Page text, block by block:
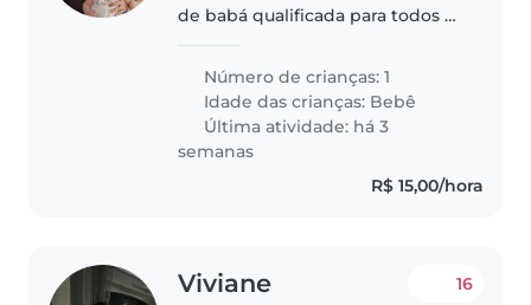
de babá qualificada para todos os
higiene, banho, roupa. Terá que
cozinhar a própria comida.
Número de crianças: 1
Idade das crianças: Bebê
Última atividade: há 3
semanas
R$ 15,00/hora
Viviane 16